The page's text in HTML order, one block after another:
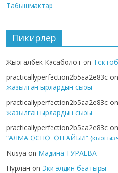
Табышмактар
Пикирлер
Жыргалбек Касаболот on
practicallyperfection2b5aa2e83c
жазылган ырлардын сыры
practicallyperfection2b5aa2e83c
жазылган ырлардын сыры
practicallyperfection2b5aa2e83c
“АЛМА ӨСПӨГӨН АЙЫЛ”
Nusya on Мадина ТУРАЕВА
Нұрлан on Эки элдин баатыры —